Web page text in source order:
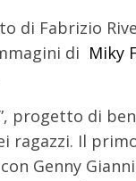
di Fabrizio
di Miky
progetto di
Il primo
Genny